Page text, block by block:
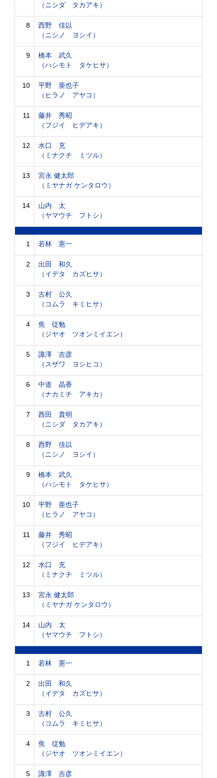
（ニシダ タカアキ）
8
西野 佳以
（ニシノ ヨシイ）
9
橋本 武久
（ハシモト タケヒサ）
10
平野 亜也子
（ヒラノ アヤコ）
11
藤井 秀昭
（フジイ ヒデアキ）
12
水口 充
（ミナクチ ミツル）
13
宮永 健太郎
（ミヤナガ ケンタロウ）
14
山内 太
（ヤマウチ フトシ）
1 若林 憲一
2
出田 和久
（イデタ カズヒサ）
3
古村 公久
（コムラ キミヒサ）
4
焦 従勉
（ジヤオ ツオンミイエン）
5
諏澤 吉彦
（スザワ ヨシヒコ）
6
中道 晶香
（ナカミチ アキカ）
7
西田 貴明
（ニシダ タカアキ）
8
西野 佳以
（ニシノ ヨシイ）
9
橋本 武久
（ハシモト タケヒサ）
10
平野 亜也子
（ヒラノ アヤコ）
11
藤井 秀昭
（フジイ ヒデアキ）
12
水口 充
（ミナクチ ミツル）
13
宮永 健太郎
（ミヤナガ ケンタロウ）
14
山内 太
（ヤマウチ フトシ）
1 若林 憲一
2
出田 和久
（イデタ カズヒサ）
3
古村 公久
（コムラ キミヒサ）
4
焦 従勉
（ジヤオ ツオンミイエン）
5
諏澤 吉彦